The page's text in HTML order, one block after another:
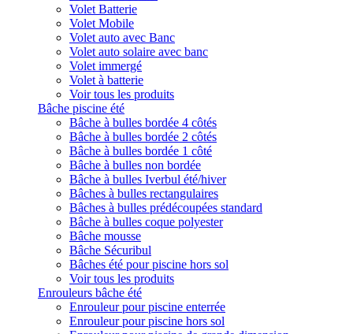
Volet Batterie
Volet Mobile
Volet auto avec Banc
Volet auto solaire avec banc
Volet immergé
Volet à batterie
Voir tous les produits
Bâche piscine été
Bâche à bulles bordée 4 côtés
Bâche à bulles bordée 2 côtés
Bâche à bulles bordée 1 côté
Bâche à bulles non bordée
Bâche à bulles Iverbul été/hiver
Bâches à bulles rectangulaires
Bâches à bulles prédécoupées standard
Bâche à bulles coque polyester
Bâche mousse
Bâche Sécuribul
Bâches été pour piscine hors sol
Voir tous les produits
Enrouleurs bâche été
Enrouleur pour piscine enterrée
Enrouleur pour piscine hors sol